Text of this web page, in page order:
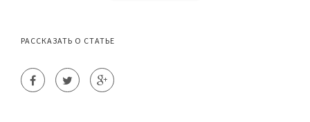
РАССКАЗАТЬ О СТАТЬЕ